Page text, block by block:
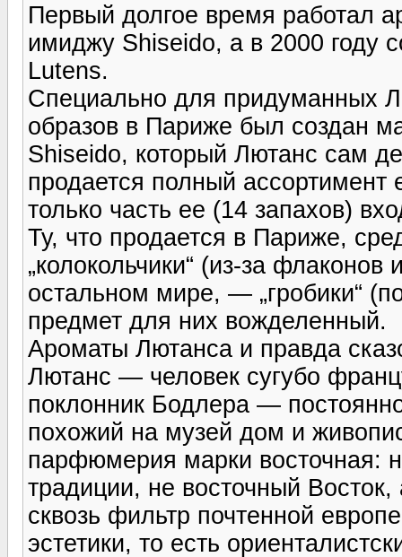
Первый долгое время работал
имиджу Shiseido, а в 2000 году
Lutens.
Специально для придуманных
образов в Париже был создан
Shiseido, который Лютанс сам
продается полный
только часть ее (14 запахов)
Ту, что продается в Париже,
„колокольчики“ (из-за
остальном мире, — „гробики“
предмет для них вожделенный.
Ароматы Лютанса и правда
Лютанс — человек сугубо
поклонник Бодлера —
похожий на музей дом и
парфюмерия марки восточная:
традиции, не восточный
сквозь фильтр почтенной
эстетики, то есть